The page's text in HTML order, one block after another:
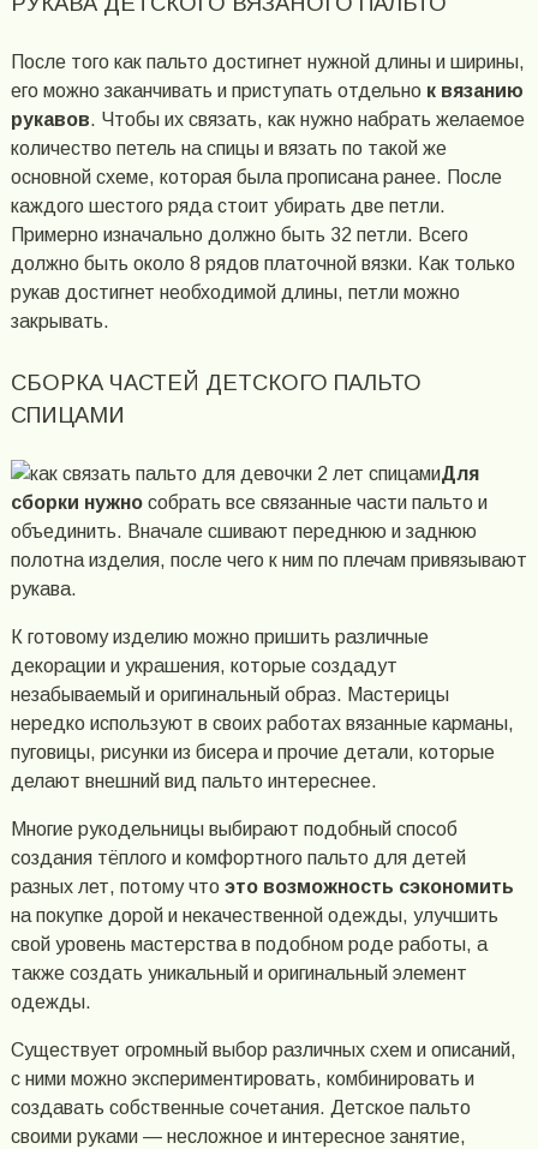
После того как пальто достигнет нужной длины и ширины,
его можно заканчивать и приступать отдельно к вязанию
рукавов. Чтобы их связать, как нужно набрать желаемое
количество петель на спицы и вязать по такой же
основной схеме, которая была прописана ранее. После
каждого шестого ряда стоит убирать две петли.
Примерно изначально должно быть 32 петли. Всего
должно быть около 8 рядов платочной вязки. Как только
рукав достигнет необходимой длины, петли можно
закрывать.
СБОРКА ЧАСТЕЙ ДЕТСКОГО ПАЛЬТО
СПИЦАМИ
Для
сборки нужнособрать все связанные части пальто и
объединить. Вначале сшивают переднюю и заднюю
полотна изделия, после чего к ним по плечам привязывают
рукава.
К готовому изделию можно пришить различные
декорации и украшения, которые создадут
незабываемый и оригинальный образ. Мастерицы
нередко используют в своих работах вязанные карманы,
пуговицы, рисунки из бисера и прочие детали, которые
делают внешний вид пальто интереснее.
Многие рукодельницы выбирают подобный способ
создания тёплого и комфортного пальто для детей
разных лет, потому что это возможность сэкономить
на покупке дорой и некачественной одежды, улучшить
свой уровень мастерства в подобном роде работы, а
также создать уникальный и оригинальный элемент
одежды.
Существует огромный выбор различных схем и описаний,
с ними можно экспериментировать, комбинировать и
создавать собственные сочетания. Детское пальто
своими руками — несложное и интересное занятие,